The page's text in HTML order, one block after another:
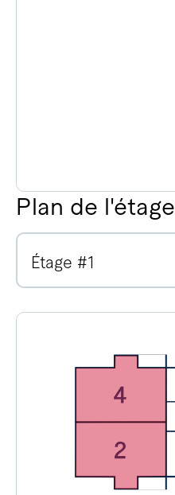
Plan de l'étage
Étage #1